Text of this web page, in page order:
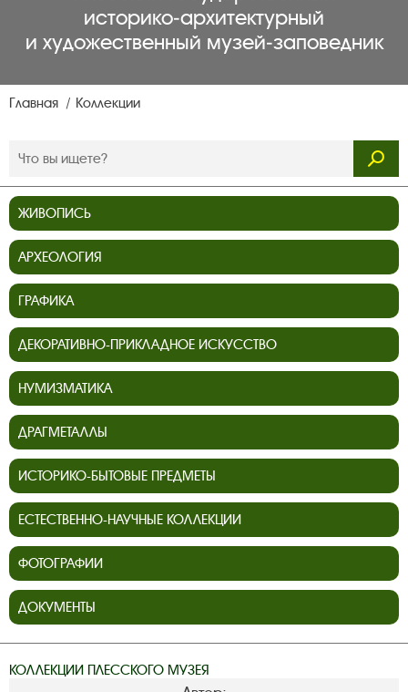
историко‑архитектурный
и художественный музей‑заповедник
Главная Коллекции
ЖИВОПИСЬ
АРХЕОЛОГИЯ
ГРАФИКА
ДЕКОРАТИВНО-ПРИКЛАДНОЕ ИСКУССТВО
НУМИЗМАТИКА
ДРАГМЕТАЛЛЫ
ИСТОРИКО-БЫТОВЫЕ ПРЕДМЕТЫ
ЕСТЕСТВЕННО-НАУЧНЫЕ КОЛЛЕКЦИИ
ФОТОГРАФИИ
ДОКУМЕНТЫ
КОЛЛЕКЦИИ ПЛЕССКОГО МУЗЕЯ